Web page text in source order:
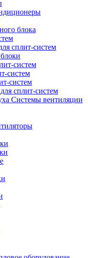
блока
сплит-систем
систем
систем
систем
сплит-систем
Системы вентиляции